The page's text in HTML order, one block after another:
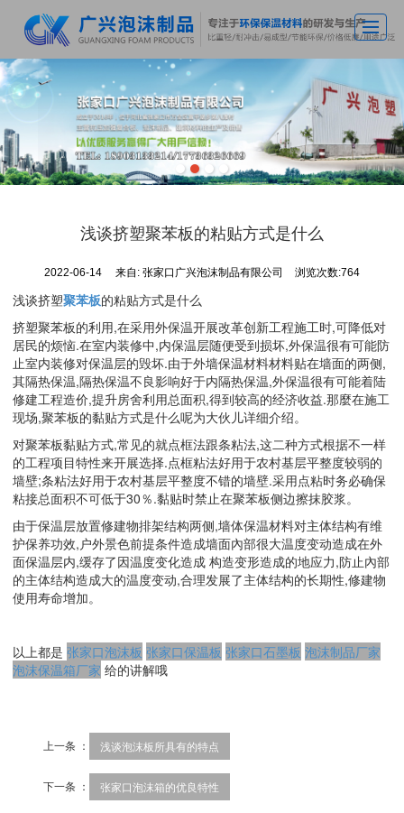
首页
关于广兴
主营产品
车间实拍
荣誉资质
浅谈挤塑聚苯板的粘贴方式是什么
2022-06-14 来自:张家口广兴泡沫制品有限公司 浏览次数:764
浅谈挤塑聚苯板的粘贴方式是什么
挤塑聚苯板的利用,在采用外保温开展改革创新工程施工时,可降低对
居民的烦恼.在室内装修中,内保温层随便受到损坏,外保温很有可能防
止室内装修对保温层的毁坏.由于外墙保温材料材料贴在墙面的两侧,
其隔热保温,隔热保温不良影响好于内隔热保温,外保温很有可能着陆
修建工程造价,提升房舍利用总面积,得到较高的经济收益.那麼在施工
现场,聚苯板的黏贴方式是什么呢为大伙儿详细介绍。
对聚苯板黏贴方式,常见的就点框法跟条粘法,这二种方式根据不一样
的工程项目特性来开展选择.点框粘法好用于农村基层平整度较弱的
墙壁;条粘法好用于农村基层平整度不错的墙壁.采用点粘时务必确保
粘接总面积不可低于30％.黏贴时禁止在聚苯板侧边擦抹胶浆。
由于保温层放置修建物排架结构两侧,墙体保温材料对主体结构有维
护保养功效,户外景色前提条件造成墙面內部很大温度变动造成在外
面保温层内,缓存了因温度变化造成 构造变形造成的地应力,防止內部
的主体结构造成大的温度变动,合理发展了主体结构的长期性,修建物
使用寿命增加。
以上都是 张家口泡沫板 张家口保温板 张家口石墨板 泡沫制品厂家
泡沫保温箱厂家 给的讲解哦
上一条 ： 浅谈泡沫板所具有的特点
下一条 ： 张家口泡沫箱的优良特性